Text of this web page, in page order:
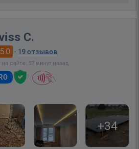
C.
5.0 · 19 отзывов
сайте: 57 минут назад
+34